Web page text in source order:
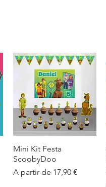
Visualização rápida
Mini Kit Festa
ScoobyDoo
A partir de 17,90 €
Preço promocional